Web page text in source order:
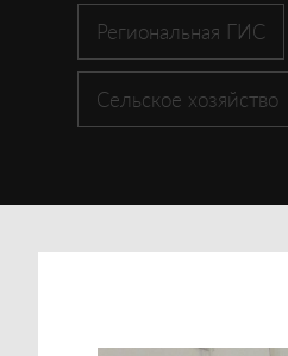
Региональная ГИС
Сельское хозяйство